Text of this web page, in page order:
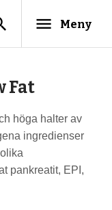
menu Meny
Fat
höga halter av
ingredienser
pankreatit, EPI,